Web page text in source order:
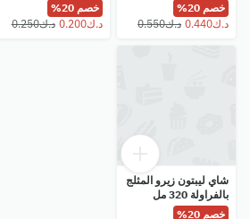
خصم 20%
خصم 20%
⁦د.ك0.200⁩
⁦د.ك0.250⁩
شاي ليبتون زيرو المثلج
بالفراولة 320 مل
خصم 20%